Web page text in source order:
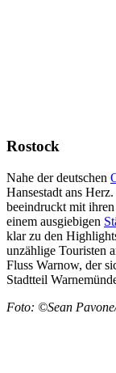
Rostock
Nahe der deutschen
Hansestadt ans
beeindruckt mit
einem ausgiebigen
klar zu den
unzählige Touristen
Fluss Warnow, der
Stadtteil
Foto: ©Sean